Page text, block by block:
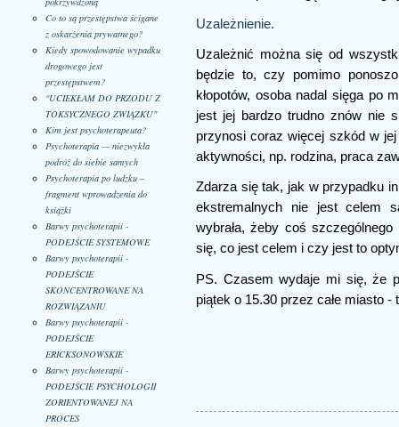
Co to są przestępstwa ścigane
z oskarżenia prywatnego?
Kiedy spowodowanie wypadku
drogowego jest
przestępstwem?
"UCIEKŁAM DO PRZODU Z
TOKSYCZNEGO ZWIĄZKU"
Kim jest psychoterapeuta?
Psychoterapia — niezwykła
podróż do siebie samych
Psychoterapia po ludzku –
fragment wprowadzenia do
książki
Barwy psychoterapii -
PODEJŚCIE SYSTEMOWE
Barwy psychoterapii -
PODEJŚCIE
SKONCENTROWANE NA
ROZWIĄZANIU
Barwy psychoterapii -
PODEJŚCIE
ERICKSONOWSKIE
Barwy psychoterapii -
PODEJŚCIE PSYCHOLOGII
ZORIENTOWANEJ NA
PROCES
Uzależnienie.
Uzależnić można się od
będzie to, czy pomimo
kłopotów, osoba nadal sięga po
jest jej bardzo trudno znów nie
przynosi coraz więcej szkód w
aktywności, np. rodzina, praca
Zdarza się tak, jak w przypadku
ekstremalnych nie jest celem
wybrała, żeby coś
się, co jest celem i czy jest to
PS. Czasem wydaje mi się, że
piątek o 15.30 przez całe miasto